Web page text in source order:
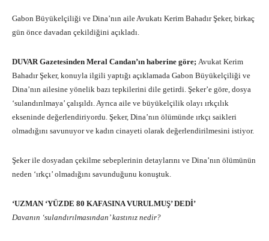
Gabon Büyükelçiliği ve Dina’nın aile Avukatı Kerim Bahadır Şeker, birkaç
gün önce davadan çekildiğini açıkladı.
DUVAR Gazetesinden Meral Candan’ın haberine göre; Avukat Kerim
Bahadır Şeker, konuyla ilgili yaptığı açıklamada Gabon Büyükelçiliği ve
Dina’nın ailesine yönelik bazı tepkilerini dile getirdi. Şeker’e göre, dosya
‘sulandırılmaya’ çalışıldı. Ayrıca aile ve büyükelçilik olayı ırkçılık
ekseninde değerlendiriyordu. Şeker, Dina’nın ölümünde ırkçı saikleri
olmadığını savunuyor ve kadın cinayeti olarak değerlendirilmesini istiyor.
Şeker ile dosyadan çekilme sebeplerinin detaylarını ve Dina’nın ölümünün
neden ‘ırkçı’ olmadığını savunduğunu konuştuk.
‘UZMAN ‘YÜZDE 80 KAFASINA VURULMUŞ’ DEDİ’
Davanın ‘sulandırılmasından’ kastınız nedir?